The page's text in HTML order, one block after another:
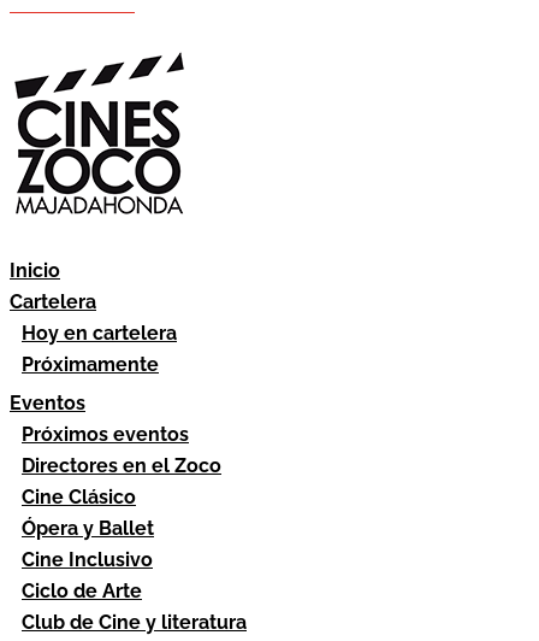
Inicio
Cartelera
Hoy en cartelera
Próximamente
Eventos
Próximos eventos
Directores en el Zoco
Cine Clásico
Ópera y Ballet
Cine Inclusivo
Ciclo de Arte
Club de Cine y literatura